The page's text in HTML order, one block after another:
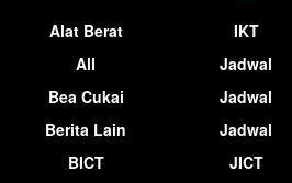
Alat Berat
All
Bea Cukai
Berita Lain
BICT
IKT
Jadwal
Jadwal
Jadwal
JICT